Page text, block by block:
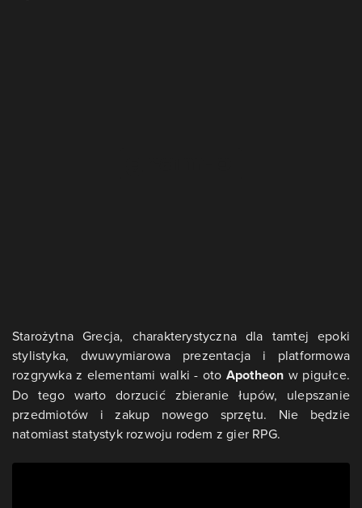
Starożytna Grecja, charakterystyczna dla tamtej epoki
stylistyka, dwuwymiarowa prezentacja i platformowa
rozgrywka z elementami walki - oto Apotheon w pigułce.
Do tego warto dorzucić zbieranie łupów, ulepszanie
przedmiotów i zakup nowego sprzętu. Nie będzie
natomiast statystyk rozwoju rodem z gier RPG.